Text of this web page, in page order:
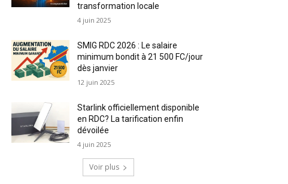
transformation locale
4 juin 2025
SMIG RDC 2026 : Le salaire
minimum bondit à 21 500 FC/jour
dès janvier
12 juin 2025
Starlink officiellement disponible
en RDC? La tarification enfin
dévoilée
4 juin 2025
Voir plus